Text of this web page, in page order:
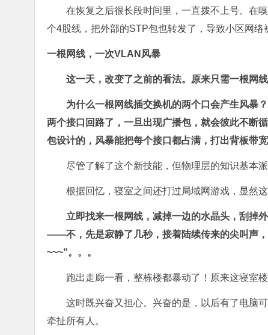
在恢复之后很长段时间里，一直拨不上号。在
个4股线，把外部的STP包也转发了，导致小区网络
一根网线，一次VLAN风暴
这一天，改变了之前的看法。原来只需一根网
为什么一根网线插交换机的两个口会产生风暴
两个接口回路了，一旦出现广播包，就会彼此不断
包设计的，风暴能把每个接口都占满，打出背板带
尽管了解了这个新技能，但物理层的知识基本
根据回忆，寝室之间还打过局域网游戏，显然
立即找来一根网线，减掉一边的水晶头，刮掉
——不，先是寂静了几秒，接着陆续传来的尖叫声
~~~”。。。
跑出走廊一看，整栋楼都暴动了！原来这寝室
这时既兴奋又担心。兴奋的是，以后有了电脑
牵扯所有人。